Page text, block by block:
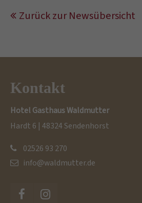
Zurück zur Newsübersicht
Kontakt
Hotel Gasthaus Waldmutter
Hardt 6 | 48324 Sendenhorst
02526 93 270
info@waldmutter.de